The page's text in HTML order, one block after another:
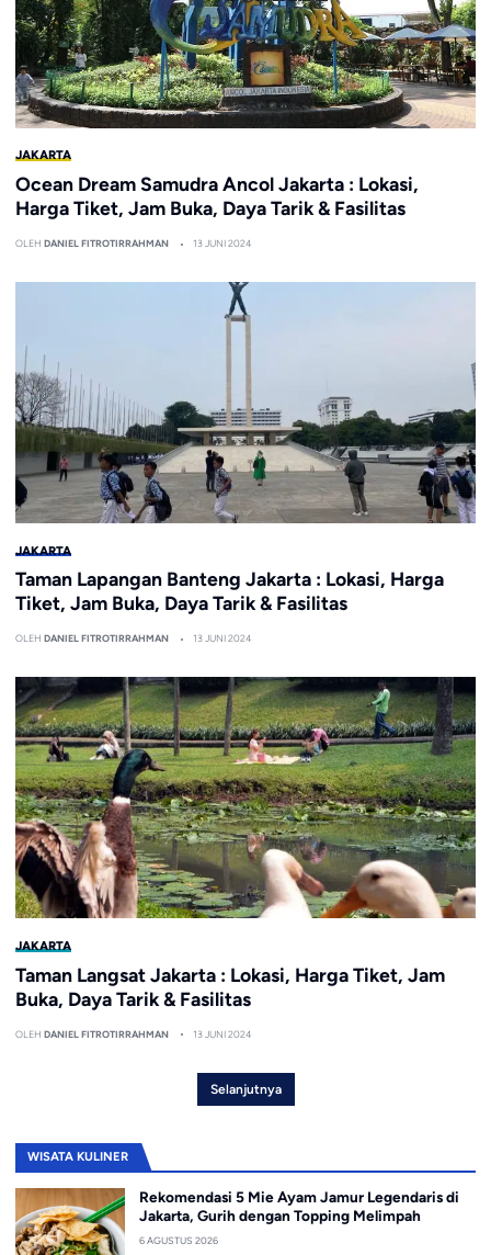
JAKARTA
Ocean Dream Samudra Ancol Jakarta : Lokasi,
Harga Tiket, Jam Buka, Daya Tarik & Fasilitas
OLEH DANIEL FITROTIRRAHMAN 13 JUNI 2024
JAKARTA
Taman Lapangan Banteng Jakarta : Lokasi, Harga
Tiket, Jam Buka, Daya Tarik & Fasilitas
OLEH DANIEL FITROTIRRAHMAN 13 JUNI 2024
JAKARTA
Taman Langsat Jakarta : Lokasi, Harga Tiket, Jam
Buka, Daya Tarik & Fasilitas
OLEH DANIEL FITROTIRRAHMAN 13 JUNI 2024
Selanjutnya
WISATA KULINER
Rekomendasi 5 Mie Ayam Jamur Legendaris di
Jakarta, Gurih dengan Topping Melimpah
6 AGUSTUS 2026